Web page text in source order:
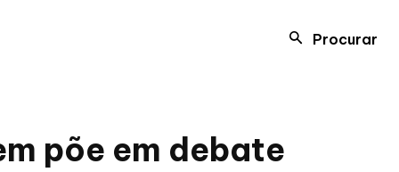
Procurar
põe em debate